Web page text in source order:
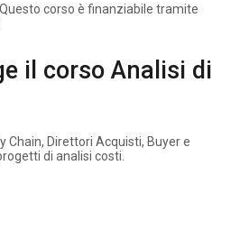
corso è finanziabile tramite
il corso Analisi di
Chain, Direttori Acquisti, Buyer e
di analisi costi.